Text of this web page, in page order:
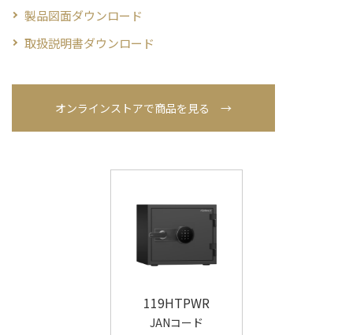
製品図面ダウンロード
取扱説明書ダウンロード
オンラインストアで商品を見る →
119HTPWR
JANコード